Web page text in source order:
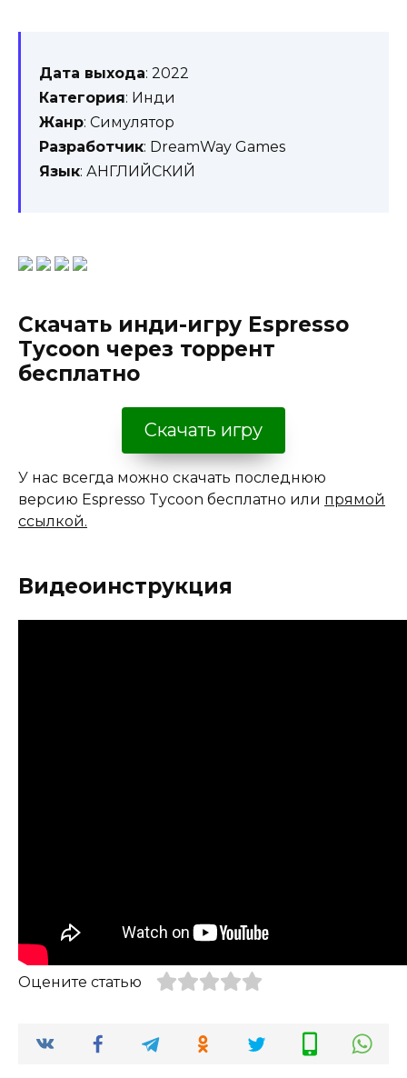
Дата выхода: 2022
Категория: Инди
Жанр: Симулятор
Разработчик: DreamWay Games
Язык: АНГЛИЙСКИЙ
Скачать инди-игру Espresso
Tycoon через торрент
бесплатно
Скачать игру
У нас всегда можно скачать последнюю
версию Espresso Tycoon бесплатно или прямой
ссылкой.
Видеоинструкция
Оцените статью